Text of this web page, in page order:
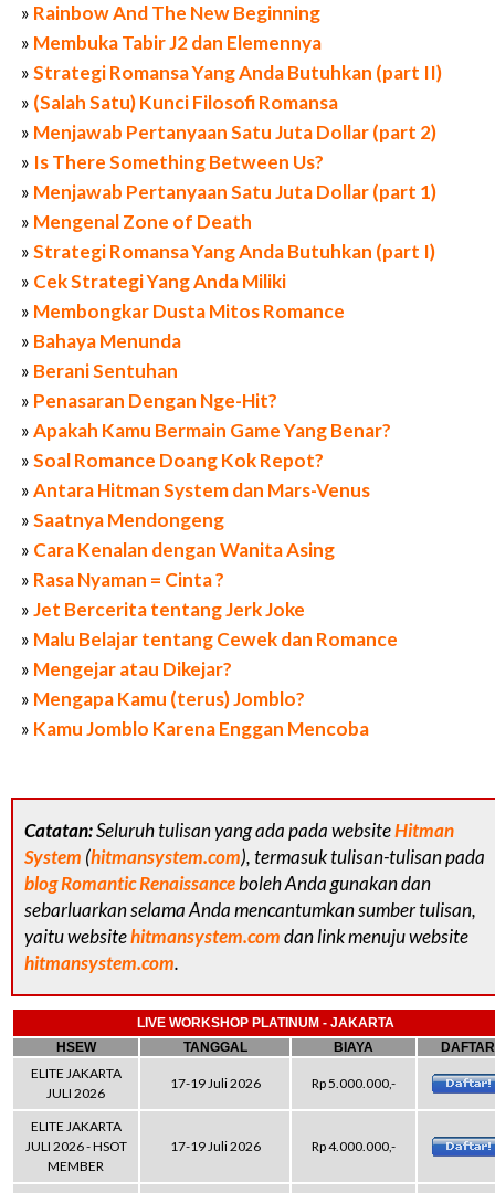
» Rainbow And The New Beginning
» Membuka Tabir J2 dan Elemennya
»Strategi Romansa Yang Anda Butuhkan (part II)
» (Salah Satu) Kunci Filosofi Romansa
» Menjawab Pertanyaan Satu Juta Dollar (part 2)
» Is There Something Between Us?
» Menjawab Pertanyaan Satu Juta Dollar (part 1)
» Mengenal Zone of Death
»Strategi Romansa Yang Anda Butuhkan (part I)
» Cek Strategi Yang Anda Miliki
» Membongkar Dusta Mitos Romance
» Bahaya Menunda
» Berani Sentuhan
» Penasaran Dengan Nge-Hit?
»Apakah Kamu Bermain Game Yang Benar?
»Soal Romance Doang Kok Repot?
»Antara Hitman System dan Mars-Venus
»Saatnya Mendongeng
» Cara Kenalan dengan Wanita Asing
» Rasa Nyaman = Cinta ?
»Jet Bercerita tentang Jerk Joke
» Malu Belajar tentang Cewek dan Romance
» Mengejar atau Dikejar?
» Mengapa Kamu (terus) Jomblo?
» Kamu Jomblo Karena Enggan Mencoba
Catatan:Seluruh tulisan yang ada pada websiteHitman
System (hitmansystem.com), termasuk tulisan-tulisan pada
blog Romantic Renaissanceboleh Anda gunakan dan
sebarluarkan selama Anda mencantumkan sumber tulisan,
yaitu websitehitmansystem.comdan link menuju website
hitmansystem.com.
LIVE WORKSHOP PLATINUM - JAKARTA
HSEW
TANGGAL BIAYA DAFTAR
ELITE JAKARTA
JULI 2026
17-19 Juli 2026 Rp 5.000.000,-
ELITE JAKARTA
JULI 2026 - HSOT
MEMBER
17-19 Juli 2026 Rp 4.000.000,-